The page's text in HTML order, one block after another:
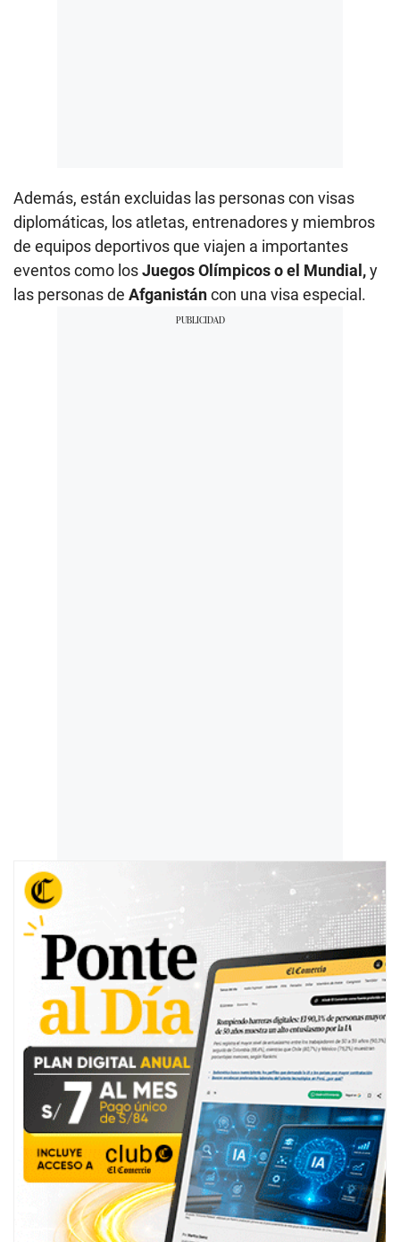
Además, están excluidas las personas con visas
diplomáticas, los atletas, entrenadores y miembros
de equipos deportivos que viajen a importantes
eventos como losJuegos Olímpicos o el Mundial,y
las personas de Afganistáncon una visa especial.